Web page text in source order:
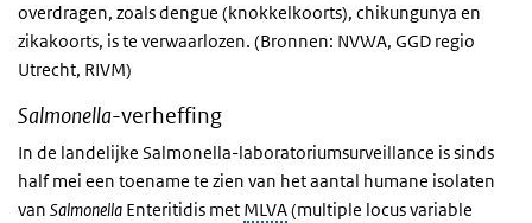
overdragen, zoals dengue (knokkelkoorts), chikungunya en
zikakoorts, is te verwaarlozen. (Bronnen: NVWA, GGD regio
Utrecht, RIVM)
Salmonella-verheffing
In de landelijke Salmonella-laboratoriumsurveillance is sinds
half mei een toename te zien van het aantal humane isolaten
van Salmonella Enteritidis met MLVA(multiple locus variable